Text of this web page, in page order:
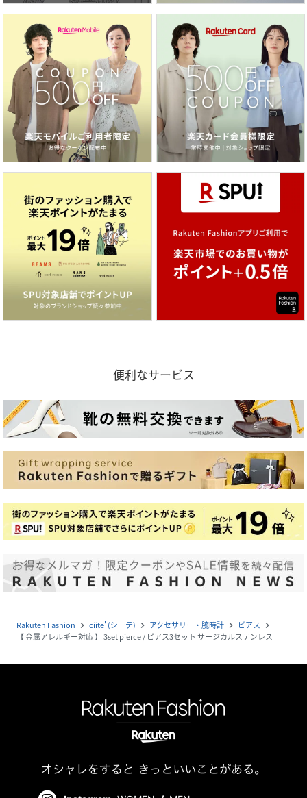
便利なサービス
Rakuten Fashion navigate_next ciite' (シーテ) navigate_next アクセサリー・腕時計 navigate_next ピアス navigate_next
【 金属アレルギー対応 】 3set pierce / ピアス3セット サージカルステンレス